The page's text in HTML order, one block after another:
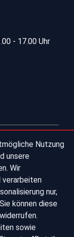
Nutzung
unsere
Wir
verarbeiten
nur,
können diese
sowie
- 17.00 Uhr